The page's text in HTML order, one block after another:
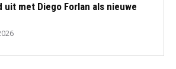
uit met Diego Forlan als nieuwe